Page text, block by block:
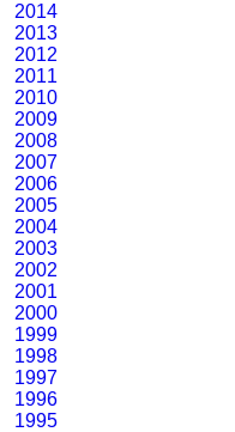
2014
2013
2012
2011
2010
2009
2008
2007
2006
2005
2004
2003
2002
2001
2000
1999
1998
1997
1996
1995